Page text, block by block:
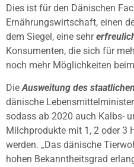
Dies ist für den Dänischen
Ernährungswirtschaft, einen
dem Siegel, eine sehr
Konsumenten, die sich für
noch mehr Möglichkeiten
DieAusweitung des
dänische
sodass ab 2020 auch Kalbs-
Milchprodukte mit 1, 2 oder 3
werden. „Das dänische
hohen Bekanntheitsgrad